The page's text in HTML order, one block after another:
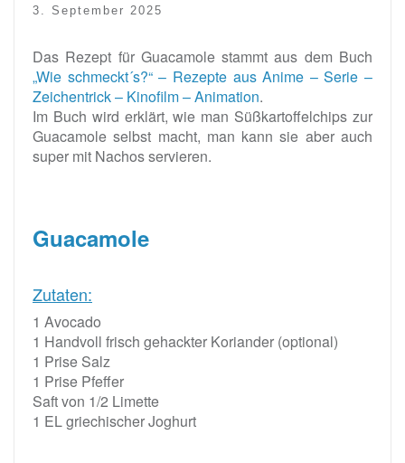
3. September 2025
Das Rezept für Guacamole stammt aus dem Buch
„Wie schmeckt´s?“ – Rezepte aus Anime – Serie –
Zeichentrick – Kinofilm – Animation.
Im Buch wird erklärt, wie man Süßkartoffelchips zur
Guacamole selbst macht, man kann sie aber auch
super mit Nachos servieren.
Guacamole
Zutaten:
1 Avocado
1 Handvoll frisch gehackter Koriander (optional)
1 Prise Salz
1 Prise Pfeffer
Saft von 1/2 Limette
1 EL griechischer Joghurt